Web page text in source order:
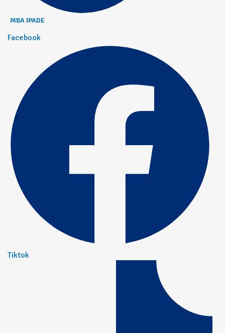
MBA IPADE
Facebook
Tiktok